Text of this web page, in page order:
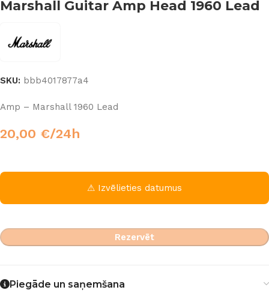
Marshall Guitar Amp Head 1960 Lead
SKU: bbb4017877a4
Amp – Marshall 1960 Lead
20,00 €/24h
⚠ Izvēlieties datumus
Rezervēt
Piegāde un saņemšana